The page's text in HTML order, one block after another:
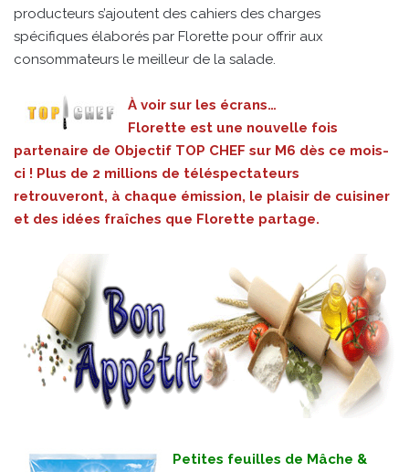
producteurs s’ajoutent des cahiers des charges
spécifiques élaborés par Florette pour offrir aux
consommateurs le meilleur de la salade.
À voir sur les écrans…
Florette est une nouvelle fois
partenaire de Objectif TOP CHEF sur M6 dès ce mois-
ci ! Plus de 2 millions de téléspectateurs
retrouveront, à chaque émission, le plaisir de cuisiner
et des idées fraîches que Florette partage.
Petites feuilles de Mâche &